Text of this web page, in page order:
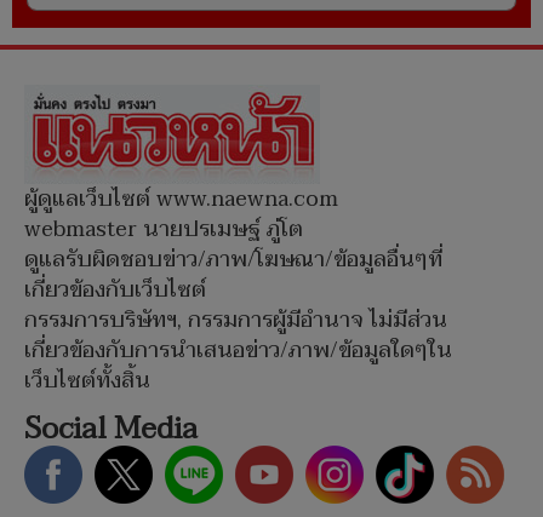
ผู้ดูแลเว็บไซต์ www.naewna.com
webmaster นายปรเมษฐ์ ภู่โต
ดูแลรับผิดชอบข่าว/ภาพ/โฆษณา/ข้อมูลอื่นๆที่
เกี่ยวข้องกับเว็บไซต์
กรรมการบริษัทฯ, กรรมการผู้มีอำนาจ ไม่มีส่วน
เกี่ยวข้องกับการนำเสนอข่าว/ภาพ/ข้อมูลใดๆใน
เว็บไซต์ทั้งสิ้น
Social Media